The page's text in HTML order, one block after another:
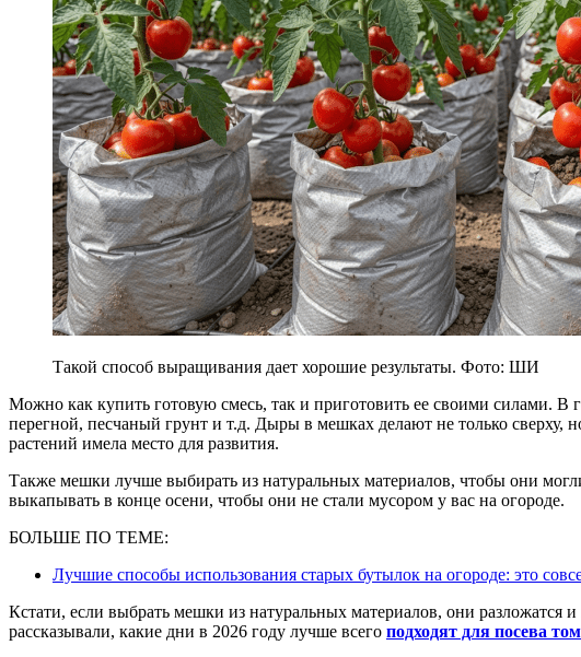
Такой способ выращивания дает хорошие результаты. Фото: ШИ
Можно как купить готовую смесь, так и приготовить ее своими силами. В
перегной, песчаный грунт и т.д. Дыры в мешках делают не только сверху,
растений имела место для развития.
Также мешки лучше выбирать из натуральных материалов, чтобы они
выкапывать в конце осени, чтобы они не стали мусором у вас на огороде.
БОЛЬШЕ ПО ТЕМЕ:
Лучшие способы использования старых бутылок на огороде: это
Кстати, если выбрать мешки из натуральных материалов, они
рассказывали, какие дни в 2026 году лучше всего подходят для посева